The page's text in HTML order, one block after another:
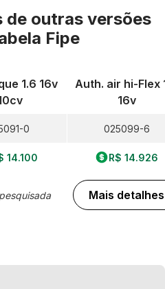
de outras versões
Fipe
1.6 16v
0
14.100
Auth. air hi-Flex
16v
025099-6
R$ 14.926
Mais detalhes